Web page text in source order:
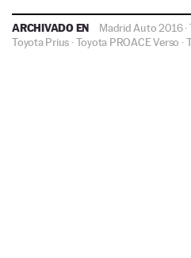
ARCHIVADO EN Madrid Auto 2016·
Toyota Prius ·Toyota PROACE Verso ·